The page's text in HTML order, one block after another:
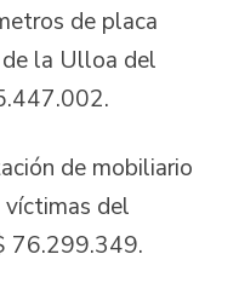
de placa
la Ulloa del
de mobiliario
víctimas del
76.299.349.